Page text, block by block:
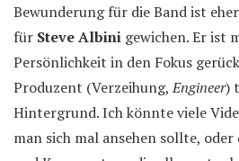
Bewunderung für die Band ist
für Steve Albini gewichen. Er ist
Persönlichkeit in den Fokus
Produzent (Verzeihung,Engineer)
Hintergrund. Ich könnte viele
man sich mal ansehen sollte,